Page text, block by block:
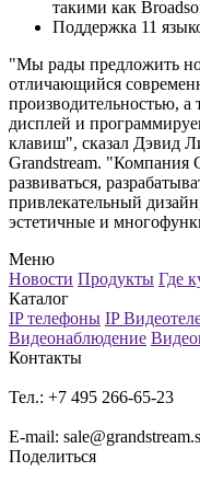
такими как
Поддержка 11
"Мы рады предложить
отличающийся
производительностью,
дисплей и
клавиш", сказал Дэвид
Grandstream. "Компания
развиваться,
привлекательный
эстетичные и
Меню
Новости Продукты Где
Каталог
IP телефоны IP
Видеонаблюдение
Контакты
Тел.: +7 495 266-65-23
E-mail:
Поделиться